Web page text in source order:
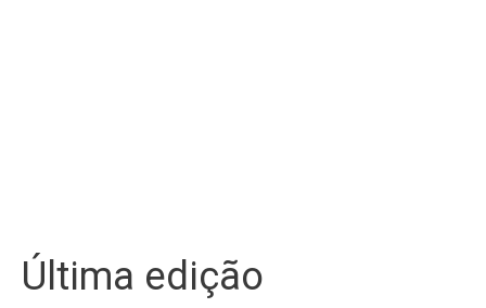
Última edição